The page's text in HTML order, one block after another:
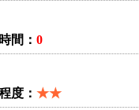
間：0
度：★★